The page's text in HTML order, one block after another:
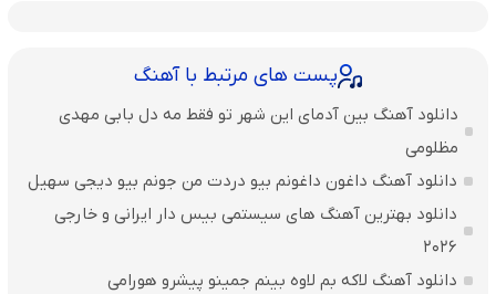
پست های مرتبط با آهنگ
دانلود آهنگ بین آدمای این شهر تو فقط مه دل بابی مهدی
مظلومی
دانلود آهنگ داغون داغونم بیو دردت من جونم بیو دیجی سهیل
دانلود بهترین آهنگ های سیستمی بیس دار ایرانی و خارجی
2026
دانلود آهنگ لاکه بم لاوه بینم جمینو پیشرو هورامی